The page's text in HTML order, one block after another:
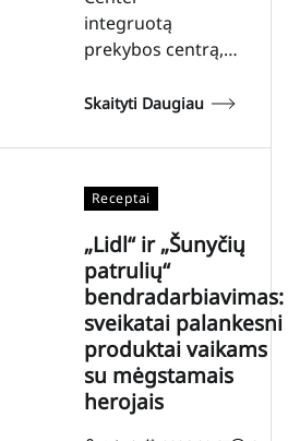
integruotą
prekybos centrą,…
Skaityti Daugiau
Receptai
„Lidl“ ir „Šunyčių
patrulių“
bendradarbiavimas:
sveikatai palankesni
produktai vaikams
su mėgstamais
herojais